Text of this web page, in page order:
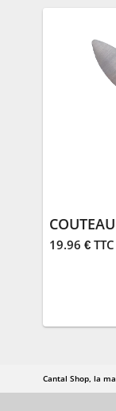
19.96 € TTC
Cantal Shop, la